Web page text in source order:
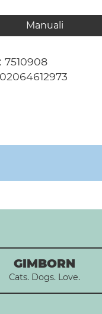
Manuali
GIMBORN
Cats. Dogs. Love.